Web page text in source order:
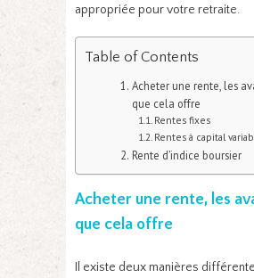
appropriée pour votre retraite.
Table of Contents
Acheter une rente, les
que cela offre
Rentes fixes
Rentes à capital
Rente d’indice boursier
Acheter une rente, les
que cela offre
Il existe deux manières